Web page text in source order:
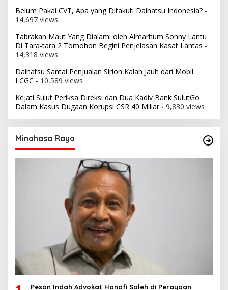
Belum Pakai CVT, Apa yang Ditakuti Daihatsu Indonesia? -
14,697 views
Tabrakan Maut Yang Dialami oleh Almarhum Sonny Lantu
Di Tara-tara 2 Tomohon Begini Penjelasan Kasat Lantas -
14,318 views
Daihatsu Santai Penjualan Sirion Kalah Jauh dari Mobil
LCGC - 10,589 views
Kejati Sulut Periksa Direksi dan Dua Kadiv Bank SulutGo
Dalam Kasus Dugaan Korupsi CSR 40 Miliar- 9,830 views
Minahasa Raya
Pesan Indah Advokat Hanafi Saleh di Perayaan